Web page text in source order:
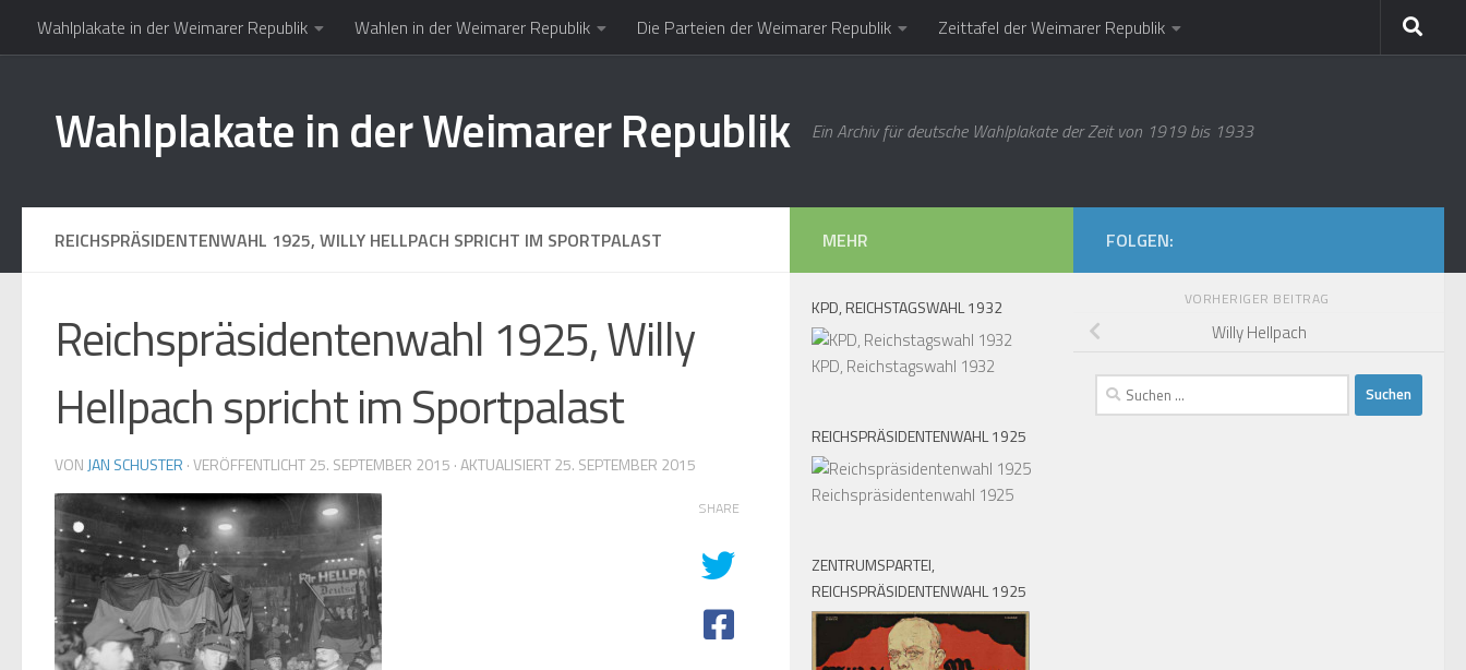
Zum Inhalt springen
Wahlplakate in der Weimarer Republik Wahlen in der Weimarer Republik Die Parteien der Weimarer Republik Zeittafel der Weimarer Republik
Wahlplakate in der Weimarer Republik Ein Archiv für deutsche Wahlplakate der Zeit von 1919 bis 1933
REICHSPRÄSIDENTENWAHL 1925, WILLY HELLPACH SPRICHT IM SPORTPALAST
Reichspräsidentenwahl 1925, Willy
Hellpach spricht im Sportpalast
VON JAN SCHUSTER · VERÖFFENTLICHT25. SEPTEMBER 2015 · AKTUALISIERT25. SEPTEMBER 2015
SHARE
FOLGEN:
VORHERIGER BEITRAG
Willy Hellpach
Suchen
nach:
MEHR
KPD, REICHSTAGSWAHL 1932
KPD, Reichstagswahl 1932
REICHSPRÄSIDENTENWAHL 1925
Reichspräsidentenwahl 1925
ZENTRUMSPARTEI,
REICHSPRÄSIDENTENWAHL 1925